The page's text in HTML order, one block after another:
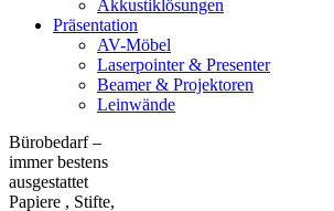
Akkustiklösungen
Präsentation
AV-Möbel
Laserpointer & Presenter
Beamer & Projektoren
Leinwände
Bürobedarf –
immer bestens
ausgestattet
Papiere , Stifte,